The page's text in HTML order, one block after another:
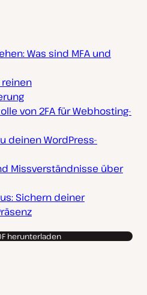
Was sind MFA und
von 2FA für Webhosting-
deinen WordPress-
Missverständnisse über
Sichern deiner
herunterladen